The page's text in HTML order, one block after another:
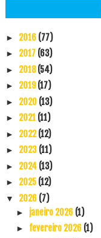
► 2016 (77)
► 2017 (63)
► 2018(54)
► 2019(17)
► 2020 (13)
► 2021 (11)
► 2022(12)
► 2023 (11)
► 2024 (13)
► 2025 (12)
▼ 2026 (7)
► janeiro 2026 (1)
► fevereiro 2026 (1)